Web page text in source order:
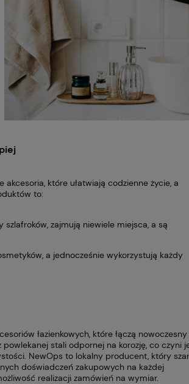
które ułatwiają codzienne życie, a
to:
szlafroków, zajmują niewiele miejsca, a są
a jednocześnie wykorzystują każdy
łazienkowych, które łączą nowoczesny
stali odpornej na korozję, co czyni
NewOps to lokalny producent, który
doświadczeń zakupowych na każdej
realizacji zamówień na wymiar.